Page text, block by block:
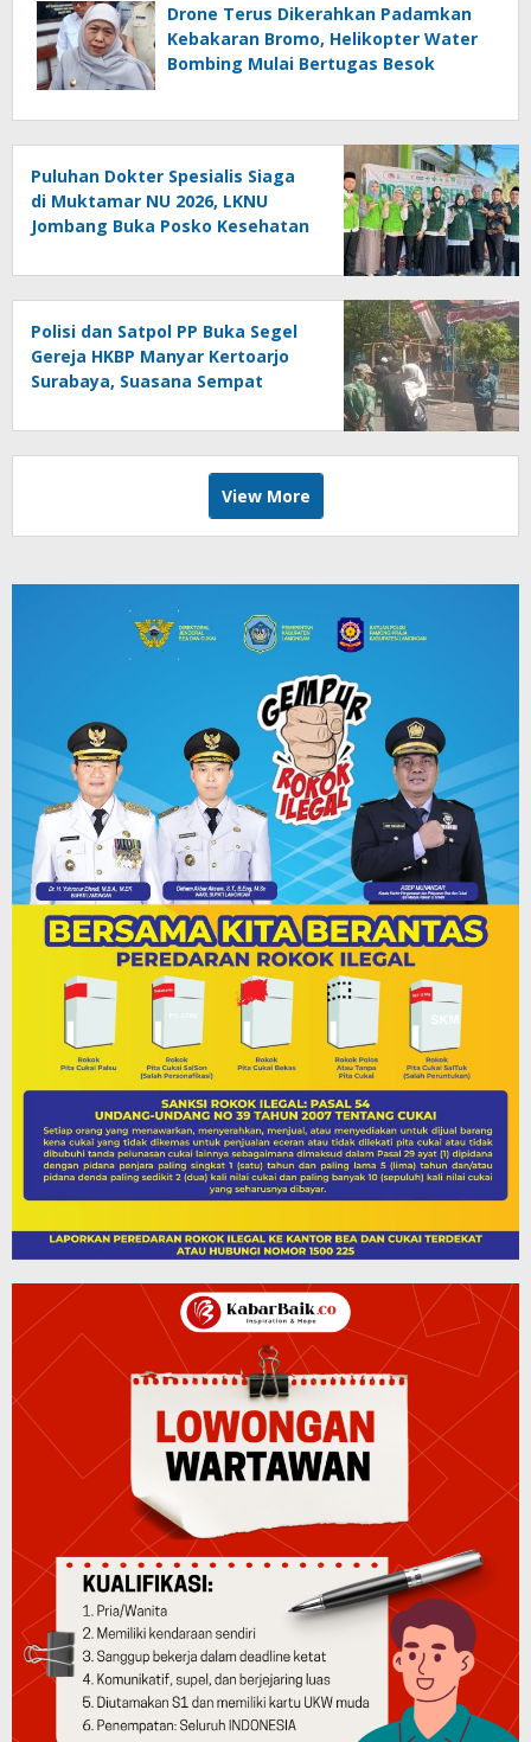
Drone Terus Dikerahkan Padamkan
Kebakaran Bromo, Helikopter Water
Bombing Mulai Bertugas Besok
Puluhan Dokter Spesialis Siaga
di Muktamar NU 2026, LKNU
Jombang Buka Posko Kesehatan
Polisi dan Satpol PP Buka Segel
Gereja HKBP Manyar Kertoarjo
Surabaya, Suasana Sempat
View More